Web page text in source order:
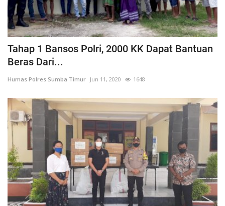
Tahap 1 Bansos Polri, 2000 KK Dapat Bantuan
Beras Dari...
Humas Polres Sumba Timur Jun 11, 2020 1648